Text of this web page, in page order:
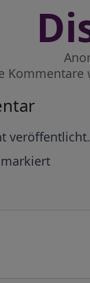
Kommentare
veröffentlicht.
markiert